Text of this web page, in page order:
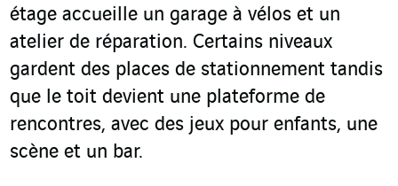
étage accueille un garage à vélos et un
atelier de réparation. Certains niveaux
gardent des places de stationnement tandis
que le toit devient une plateforme de
rencontres, avec des jeux pour enfants, une
scène et un bar.